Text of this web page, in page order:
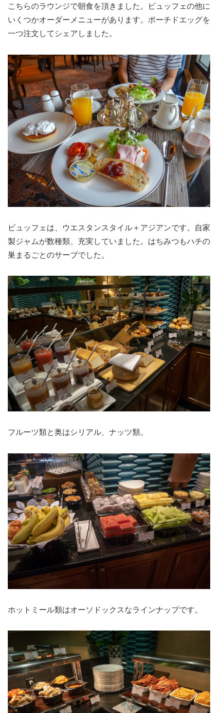
こちらのラウンジで朝食を頂きました。ビュッフェの他に
いくつかオーダーメニューがあります。ポーチドエッグを
一つ注文してシェアしました。
ビュッフェは、ウエスタンスタイル＋アジアンです。自家
製ジャムが数種類、充実していました。はちみつもハチの
巣まるごとのサーブでした。
フルーツ類と奥はシリアル、ナッツ類。
ホットミール類はオーソドックスなラインナップです。